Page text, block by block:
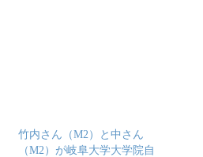
竹内さん（M2）と中さん
（M2）が岐阜大学大学院自